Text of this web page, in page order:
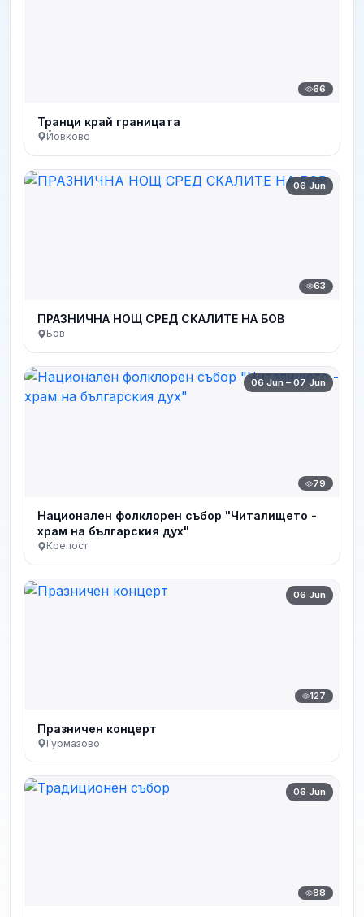
66
Транци край границата
Йовково
06 Jun
63
ПРАЗНИЧНА НОЩ СРЕД СКАЛИТЕ НА БОВ
Бов
06 Jun – 07 Jun
79
Национален фолклорен събор "Читалището -
храм на българския дух"
Крепост
06 Jun
127
Празничен концерт
Гурмазово
06 Jun
88